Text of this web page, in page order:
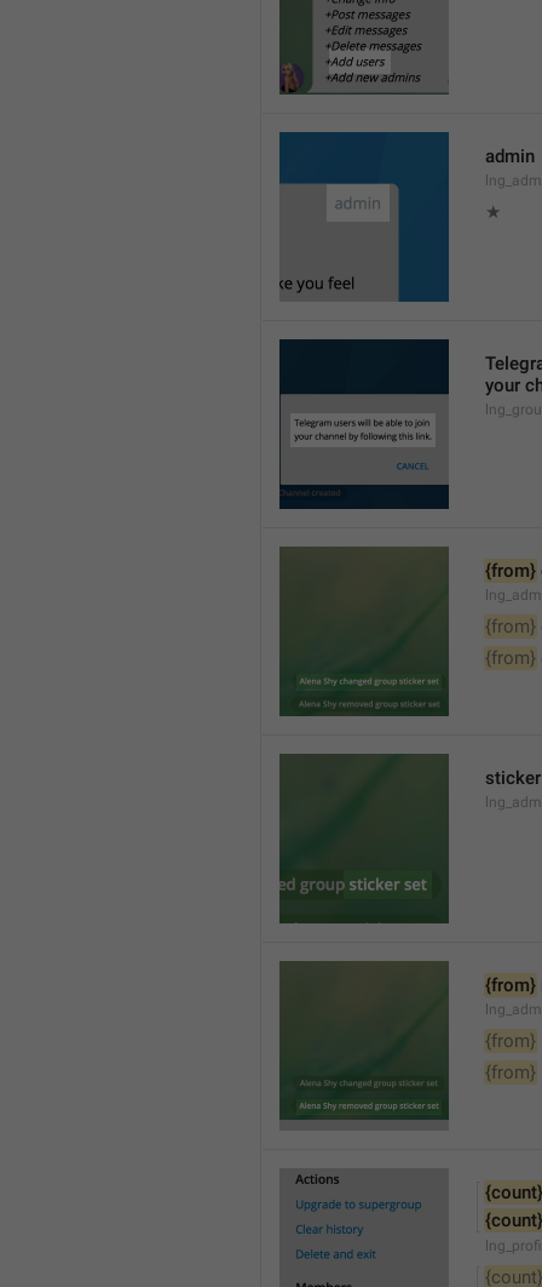
admin
★
your
{from}
{from}
{from}
{from}
{from}
{from}
{count}
{count}
{count}